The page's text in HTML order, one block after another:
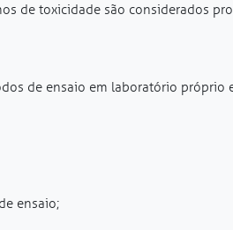
de toxicidade são considerados
de ensaio em laboratório próprio
ensaio;